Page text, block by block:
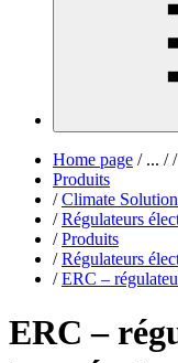
Home page /... / /
Produits
/ Climate
/ Régulateurs
/ Produits
/ Régulateurs
/ ERC –
ERC –